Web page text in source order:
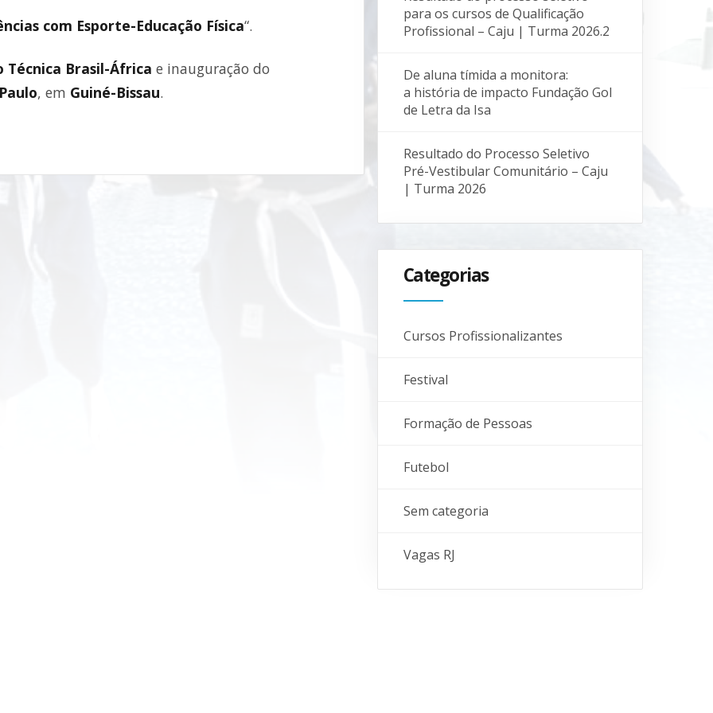
com Esporte-Educação Física“.
Técnica Brasil-África e inauguração do
, em Guiné-Bissau.
para os cursos de Qualificação
Profissional – Caju | Turma 2026.2
De aluna tímida a monitora:
a história de impacto Fundação Gol
de Letra da Isa
Resultado do Processo Seletivo
Pré-Vestibular Comunitário – Caju
| Turma 2026
Categorias
Cursos Profissionalizantes
Festival
Formação de Pessoas
Futebol
Sem categoria
Vagas RJ